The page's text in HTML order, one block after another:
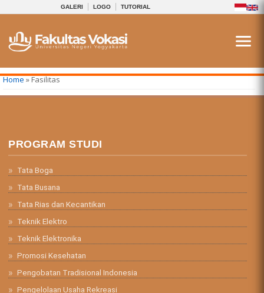
GALERI LOGO TUTORIAL
You are here
Home» Fasilitas
PROGRAM STUDI
Tata Boga
Tata Busana
Tata Rias dan Kecantikan
Teknik Elektro
Teknik Elektronika
Promosi Kesehatan
Pengobatan Tradisional Indonesia
Pengelolaan Usaha Rekreasi